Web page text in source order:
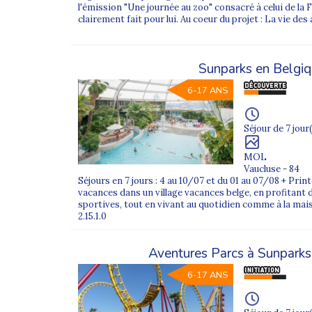
Encadrés par des animateurs investis, les
vacances, sans jamais s’ennuyer, tout en vivant une
Et si votre enfant préfère un
Si votre enfant souhaite se spécialiser ou
professionnels. Football, rugby, gym, équitation
vacances.
FAQ – Colonies de vacances
À qui s’adressent les colonies multi-activités ?
Elles s’adressent aux enfants et adolescents de 6
Les séjours sont-ils sécurisés ?
Mon enfant peut-il choisir ses activités ?
Les activités sont organisées par l’équipe
Quelle est la durée des colonies multi-activités ?
l'émission "Une journée au zoo" consacré à celui de la
clairement fait pour lui. Au coeur du projet : La vie des
Sunparks en
6-17 ANS
Séjour de 7
MOL
Vaucluse - 84
Séjours en 7 jours : 4 au 10/07 et du 01 au 07/08 +
vacances dans un village vacances belge, en
sportives, tout en vivant au quotidien comme à la
2.15.1.0
Aventures Parcs à
6-17 ANS